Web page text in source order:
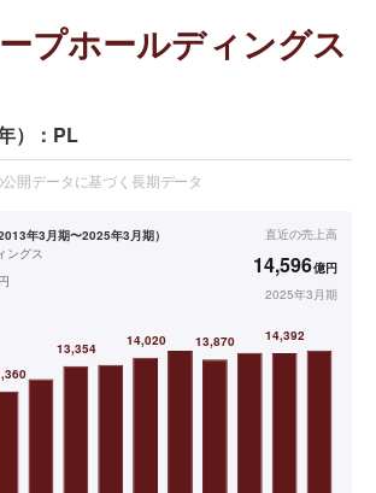
プホールディングス
）：PL
開データに基づく長期データ
年3月期〜2025年3月期）
ングス
直近の売上高
14,596億円
2025年3月期